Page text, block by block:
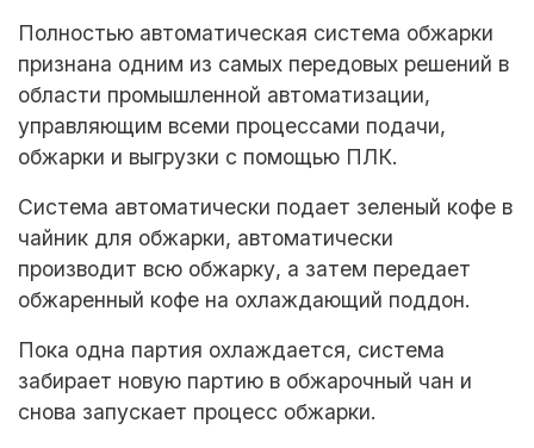
Полностью автоматическая система обжарки
признана одним из самых передовых решений в
области промышленной автоматизации,
управляющим всеми процессами подачи,
обжарки и выгрузки с помощью ПЛК.
Система автоматически подает зеленый кофе в
чайник для обжарки, автоматически
производит всю обжарку, а затем передает
обжаренный кофе на охлаждающий поддон.
Пока одна партия охлаждается, система
забирает новую партию в обжарочный чан и
снова запускает процесс обжарки.